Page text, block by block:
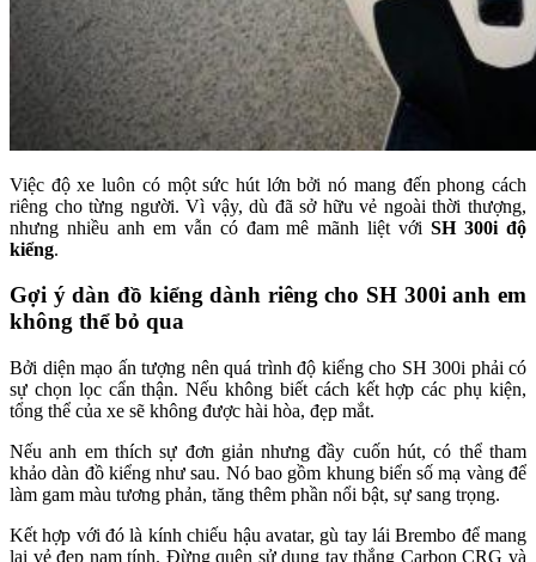
Việc độ xe luôn có một sức hút lớn bởi nó mang đến phong cách
riêng cho từng người. Vì vậy, dù đã sở hữu vẻ ngoài thời thượng,
nhưng nhiều anh em vẫn có đam mê mãnh liệt vớiSH 300i độ
kiểng.
Gợi ý dàn đồ kiểng dành riêng cho SH 300i anh em
không thể bỏ qua
Bởi diện mạo ấn tượng nên quá trình độ kiểng cho SH 300i phải có
sự chọn lọc cẩn thận. Nếu không biết cách kết hợp các phụ kiện,
tổng thể của xe sẽ không được hài hòa, đẹp mắt.
Nếu anh em thích sự đơn giản nhưng đầy cuốn hút, có thể tham
khảo dàn đồ kiểng như sau. Nó bao gồm khung biển số mạ vàng để
làm gam màu tương phản, tăng thêm phần nổi bật, sự sang trọng.
Kết hợp với đó là kính chiếu hậu avatar, gù tay lái Brembo để mang
lại vẻ đẹp nam tính. Đừng quên sử dụng tay thắng Carbon CRG và